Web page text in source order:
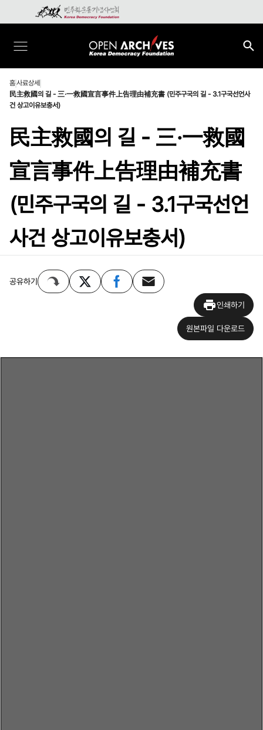
홈사료상세
民主救國의 길 - 三·一救國宣言事件上告理由補充書 (민주구국의 길 - 3.1구국선언사
건 상고이유보충서)
民主救國의 길 - 三·一救國
宣言事件上告理由補充書
(민주구국의 길 - 3.1구국선언
사건 상고이유보충서)
공유하기
인쇄하기
원본파일 다운로드